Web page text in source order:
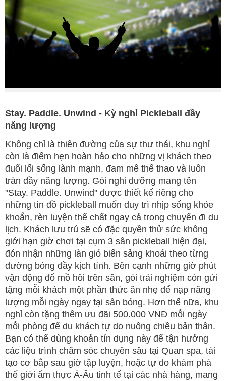
Stay. Paddle. Unwind - Kỳ nghỉ Pickleball đầy
năng lượng
Không chỉ là thiên đường của sự thư thái, khu nghỉ
còn là điểm hẹn hoàn hảo cho những vị khách theo
đuổi lối sống lành mạnh, đam mê thể thao và luôn
tràn đầy năng lượng. Gói nghỉ dưỡng mang tên
"Stay. Paddle. Unwind" được thiết kế riêng cho
những tín đồ pickleball muốn duy trì nhịp sống khỏe
khoắn, rèn luyện thể chất ngay cả trong chuyến đi du
lịch. Khách lưu trú sẽ có đặc quyền thử sức không
giới hạn giờ chơi tại cụm 3 sân pickleball hiện đại,
đón nhận những làn gió biển sảng khoái theo từng
đường bóng đầy kịch tính. Bên cạnh những giờ phút
vận động đổ mồ hôi trên sân, gói trải nghiệm còn gửi
tặng mỗi khách một phần thức ăn nhẹ để nạp năng
lượng mỗi ngày ngay tại sân bóng. Hơn thế nữa, khu
nghỉ còn tặng thêm ưu đãi 500.000 VNĐ mỗi ngày
mỗi phòng để du khách tự do nuông chiều bản thân.
Bạn có thể dùng khoản tín dụng này để tận hưởng
các liệu trình chăm sóc chuyên sâu tại Quan spa, tái
tạo cơ bắp sau giờ tập luyện, hoặc tự do khám phá
thế giới ẩm thực Á-Âu tinh tế tại các nhà hàng, mang